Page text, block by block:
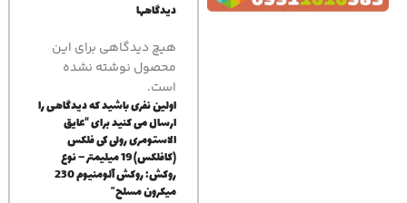
دیدگاهها
هیچ دیدگاهی برای این
محصول نوشته نشده
است.
اولین نفری باشید که دیدگاهی را
ارسال می کنید برای “عایق
الاستومری رولی کی فلکس
(کافلکس) 19 میلیمتر – نوع
روکش: روکش آلومنیوم 230
میکرون مسلح”